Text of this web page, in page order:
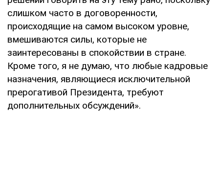
слишком часто в договоренности,
происходящие на самом высоком уровне,
вмешиваются силы, которые не
заинтересованы в спокойствии в стране.
Кроме того, я не думаю, что любые кадровые
назначения, являющиеся исключительной
прерогативой Президента, требуют
дополнительных обсуждений».